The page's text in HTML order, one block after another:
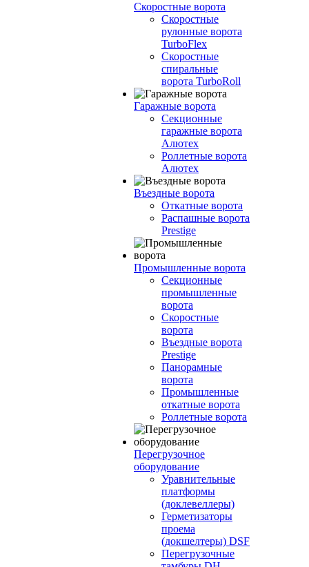
Скоростные ворота
Скоростные
рулонные ворота
TurboFlex
Скоростные
спиральные
ворота TurboRoll
Гаражные ворота
Секционные
гаражные ворота
Алютех
Роллетные ворота
Алютех
Въездные ворота
Откатные ворота
Распашные ворота
Prestige
Промышленные ворота
Секционные
промышленные
ворота
Скоростные
ворота
Въездные ворота
Prestige
Панорамные
ворота
Промышленные
откатные ворота
Роллетные ворота
Перегрузочное
оборудование
Уравнительные
платформы
(доклевеллеры)
Герметизаторы
проема
(докшелтеры) DSF
Перегрузочные